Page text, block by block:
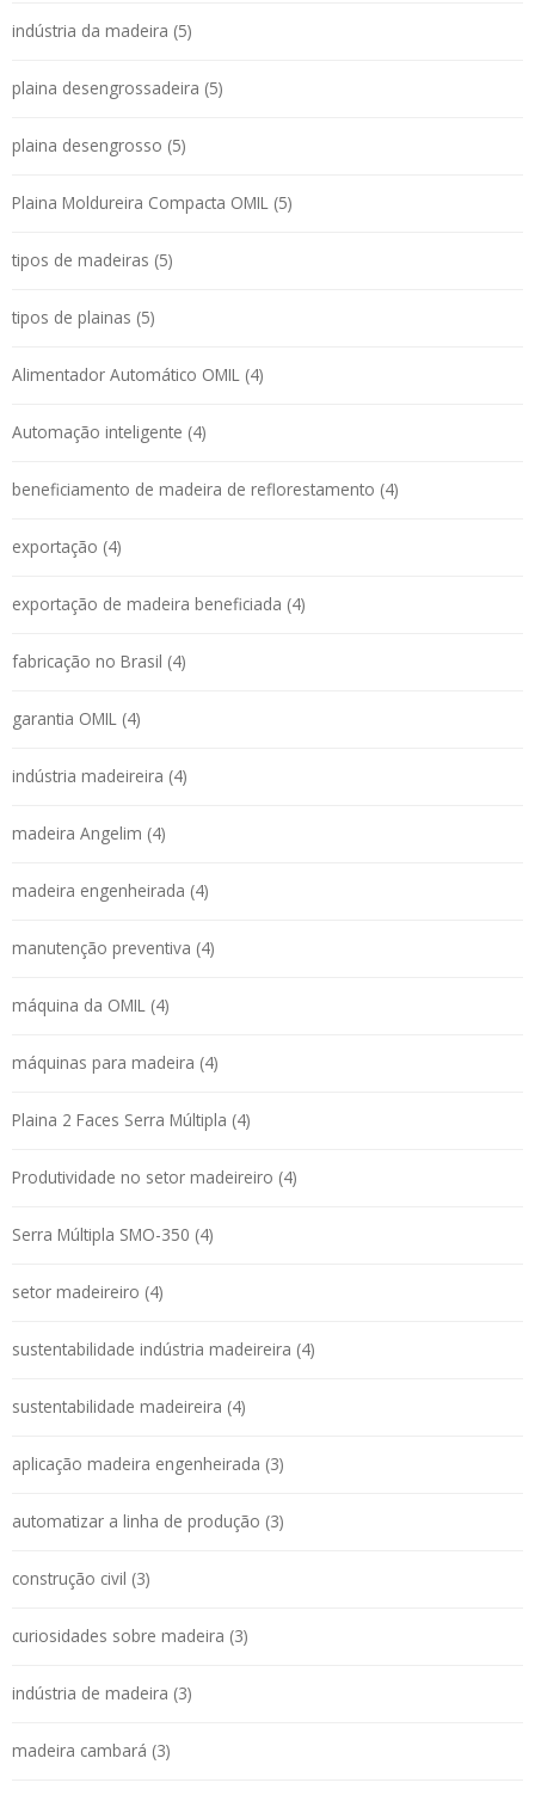
indústria da madeira (5)
plaina desengrossadeira (5)
plaina desengrosso (5)
Plaina Moldureira Compacta OMIL (5)
tipos de madeiras (5)
tipos de plainas (5)
Alimentador Automático OMIL (4)
Automação inteligente (4)
beneficiamento de madeira de reflorestamento (4)
exportação (4)
exportação de madeira beneficiada (4)
fabricação no Brasil (4)
garantia OMIL (4)
indústria madeireira (4)
madeira Angelim (4)
madeira engenheirada (4)
manutenção preventiva (4)
máquina da OMIL (4)
máquinas para madeira (4)
Plaina 2 Faces Serra Múltipla (4)
Produtividade no setor madeireiro (4)
Serra Múltipla SMO-350 (4)
setor madeireiro (4)
sustentabilidade indústria madeireira (4)
sustentabilidade madeireira (4)
aplicação madeira engenheirada (3)
automatizar a linha de produção (3)
construção civil (3)
curiosidades sobre madeira (3)
indústria de madeira (3)
madeira cambará (3)